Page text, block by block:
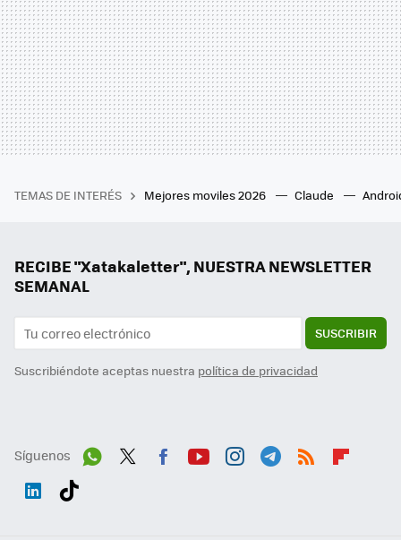
TEMAS DE INTERÉS Mejores moviles 2026 Claude
RECIBE "Xatakaletter", NUESTRA NEWSLETTER
SEMANAL
SUSCRIBIR
Suscribiéndote aceptas nuestra política de privacidad
Síguenos